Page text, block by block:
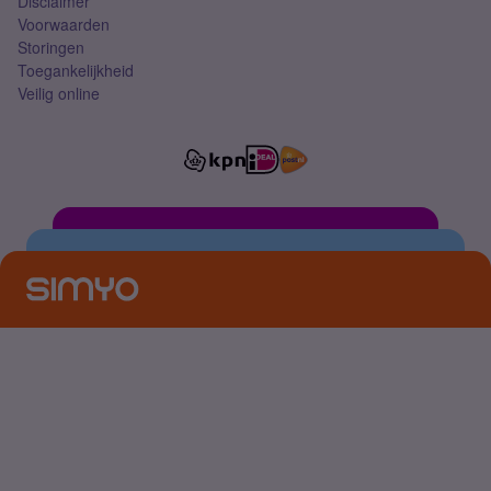
Voorwaarden
Storingen
Toegankelijkheid
Veilig online